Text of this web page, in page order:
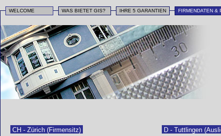
WELCOME WAS BIETET GIS? IHRE 5 GARANTIEN FIRMENDATEN &
CH - Zürich (Firmensitz)
D - Tuttlingen